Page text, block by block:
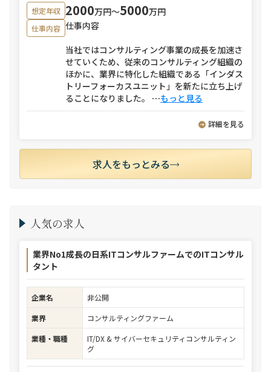
想定年収 2000万円〜5000万円
仕事内容 仕事内容
当社ではコンサルティング事業の成長を加速さ
せていくため、従来のコンサルティング組織の
ほかに、業界に特化した組織である「インダス
トリーフォーカスユニット」を新たに立ち上げ
ることになりました。 ⋯もっと見る
詳細を見る
求人をもっとみる
人気の求人
業界No1成長の日系ITコンサルファームでのITコンサル
タント
企業名
非公開
業界
コンサルティングファーム
業種・職種
IT/DX & サイバーセキュリティコンサルティン
グ